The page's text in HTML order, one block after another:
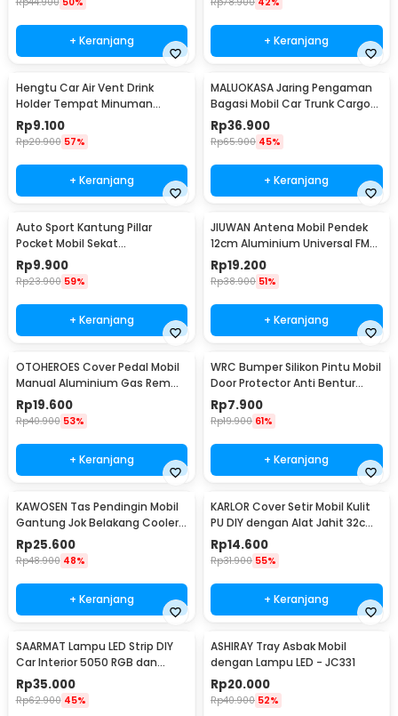
+ Keranjang + Keranjang
Hengtu Car Air Vent Drink
Holder Tempat Minuman
Kaleng Mobil - KMS-53
Rp9.100
Rp20.900 57%
+ Keranjang
MALUOKASA Jaring Pengaman
Bagasi Mobil Car Trunk Cargo
Net 120x40cm - QM4051
Rp36.900
Rp65.900 45%
+ Keranjang
Auto Sport Kantung Pillar
Pocket Mobil Sekat
Penyimpanan Barang - KMS-
933
Rp9.900
Rp23.900 59%
+ Keranjang
JIUWAN Antena Mobil Pendek
12cm Aluminium Universal FM
AM Ulir M5 M6 - W2C
Rp19.200
Rp38.900 51%
+ Keranjang
OTOHEROES Cover Pedal Mobil
Manual Aluminium Gas Rem
Kopling Universal - XB-373
Rp19.600
Rp40.900 53%
+ Keranjang
WRC Bumper Silikon Pintu Mobil
Door Protector Anti Bentur
Gores 4 PCS - HT-0010
Rp7.900
Rp19.900 61%
+ Keranjang
KAWOSEN Tas Pendingin Mobil
Gantung Jok Belakang Cooler
Organizer 9L - ST-F38
Rp25.600
Rp48.900 48%
+ Keranjang
KARLOR Cover Setir Mobil Kulit
PU DIY dengan Alat Jahit 32cm
- V10
Rp14.600
Rp31.900 55%
+ Keranjang
SAARMAT Lampu LED Strip DIY
Car Interior 5050 RGB dan
Remot Kontrol - APWD1
Rp35.000
Rp62.900 45%
ASHIRAY Tray Asbak Mobil
dengan Lampu LED - JC331
Rp20.000
Rp40.900 52%